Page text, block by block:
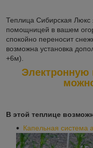
Теплица Сибирская Люкс
помощницей в вашем
спокойно переносит
возможна установка
+6м).
Электронную
В этой теплице
Капельная система